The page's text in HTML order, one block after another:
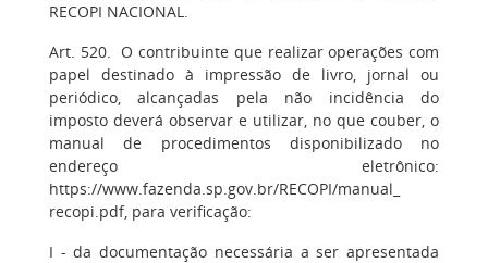
RECOPI NACIONAL.
Art. 520. O contribuinte que realizar operações com
papel destinado à impressão de livro, jornal ou
periódico, alcançadas pela não incidência do
imposto deverá observar e utilizar, no que couber, o
manual de procedimentos disponibilizado no
endereço eletrônico:
https://www.fazenda.sp.gov.br/RECOPI/manual_
recopi.pdf, para verificação:
I - da documentação necessária a ser apresentada